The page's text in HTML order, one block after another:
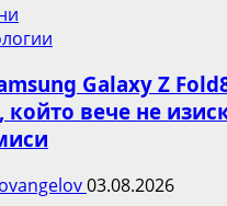
Galaxy Z
който вече не
03.08.2026